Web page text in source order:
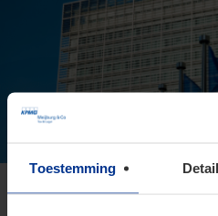
Toestemming